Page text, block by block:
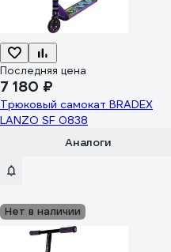
Последняя цена
7 180 ₽
Трюковый самокат BRADEX
LANZO SF 0838
Аналоги
Нет в наличии